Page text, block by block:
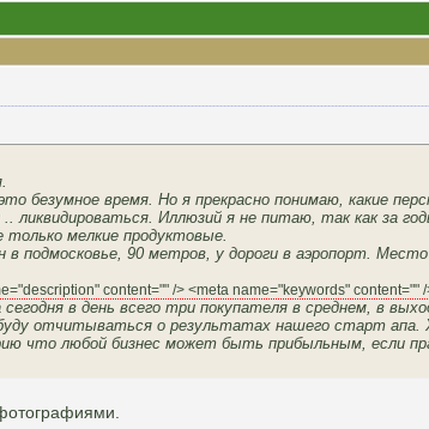
безумное время. Но я прекрасно понимаю, какие
Иллюзий я не питаю, так как за
мелкие продуктовые.
90 метров, у дороги в аэропорт. Место
content="" /> <meta name="keywords" content=""
в день всего три покупателя в среднем, в
отчитываться о результатах нашего старт апа.
любой бизнес может быть прибыльным, если